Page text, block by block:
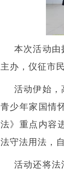
本次活动由
主办，仪征市
活动伊始，
青少年家国情
法》重点内容
法守法用法，
活动还将法